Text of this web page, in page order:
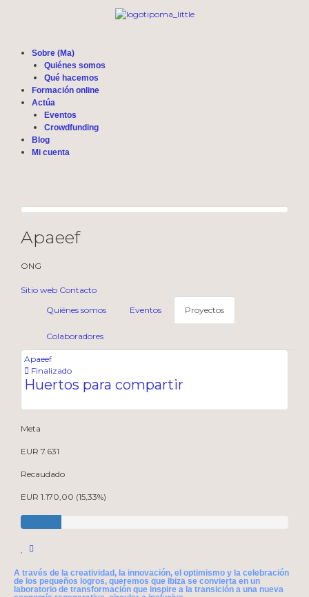
Sobre (Ma)
Quiénes somos
Qué hacemos
Formación online
Actúa
Eventos
Crowdfunding
Blog
Mi cuenta
Apaeef
ONG
Sitio web Contacto
Quiénes somos
Eventos Proyectos
Colaboradores
Apaeef
Finalizado
Huertos para compartir
Meta
EUR 7.631
Recaudado
EUR 1.170,00 (15,33%)
A través de la creatividad, la innovación, el optimismo y la celebración
de los pequeños logros, queremos que Ibiza se convierta en un
laboratorio de transformación que inspire a la transición a una nueva